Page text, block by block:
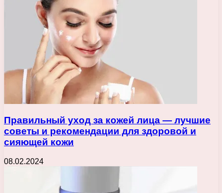
Правильный уход за кожей лица — лучшие
советы и рекомендации для здоровой и
сияющей кожи
08.02.2024